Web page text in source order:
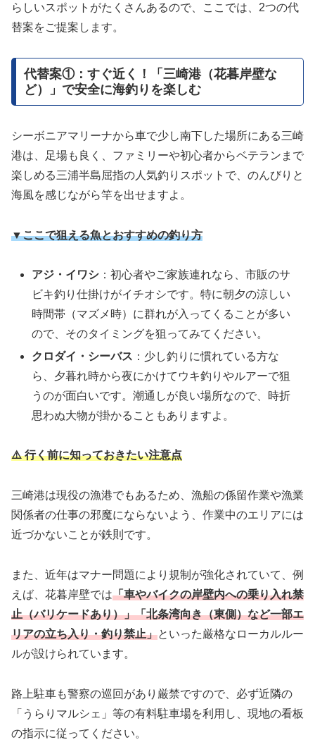
らしいスポットがたくさんあるので、ここでは、2つの代
替案をご提案します。
代替案①：すぐ近く！「三崎港（花暮岸壁な
ど）」で安全に海釣りを楽しむ
シーボニアマリーナから車で少し南下した場所にある三崎
港は、足場も良く、ファミリーや初心者からベテランまで
楽しめる三浦半島屈指の人気釣りスポットで、のんびりと
海風を感じながら竿を出せますよ。
▼ここで狙える魚とおすすめの釣り方
アジ・イワシ ：初心者やご家族連れなら、市販のサ
ビキ釣り仕掛けがイチオシです。特に朝夕の涼しい
時間帯（マズメ時）に群れが入ってくることが多い
ので、そのタイミングを狙ってみてください。
クロダイ・シーバス ：少し釣りに慣れている方な
ら、夕暮れ時から夜にかけてウキ釣りやルアーで狙
うのが面白いです。潮通しが良い場所なので、時折
思わぬ大物が掛かることもありますよ。
⚠️ 行く前に知っておきたい注意点
三崎港は現役の漁港でもあるため、漁船の係留作業や漁業
関係者の仕事の邪魔にならないよう、作業中のエリアには
近づかないことが鉄則です。
また、近年はマナー問題により規制が強化されていて、例
えば、花暮岸壁では「車やバイクの岸壁内への乗り入れ禁
止（バリケードあり）」「北条湾向き（東側）など一部エ
リアの立ち入り・釣り禁止」といった厳格なローカルルー
ルが設けられています。
路上駐車も警察の巡回があり厳禁ですので、必ず近隣の
「うらりマルシェ」等の有料駐車場を利用し、現地の看板
の指示に従ってください。